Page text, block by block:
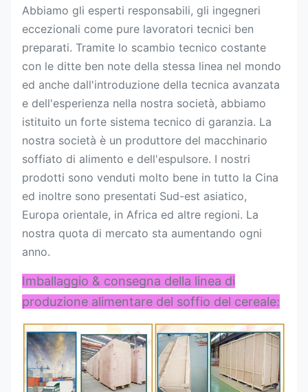
Abbiamo gli esperti responsabili, gli ingegneri
eccezionali come pure lavoratori tecnici ben
preparati. Tramite lo scambio tecnico costante
con le ditte ben note della stessa linea nel mondo
ed anche dall'introduzione della tecnica avanzata
e dell'esperienza nella nostra società, abbiamo
istituito un forte sistema tecnico di garanzia. La
nostra società è un produttore del macchinario
soffiato di alimento e dell'espulsore. I nostri
prodotti sono venduti molto bene in tutto la Cina
ed inoltre sono presentati Sud-est asiatico,
Europa orientale, in Africa ed altre regioni. La
nostra quota di mercato sta aumentando ogni
anno.
Imballaggio & consegna della linea di
produzione alimentare del soffio del cereale: